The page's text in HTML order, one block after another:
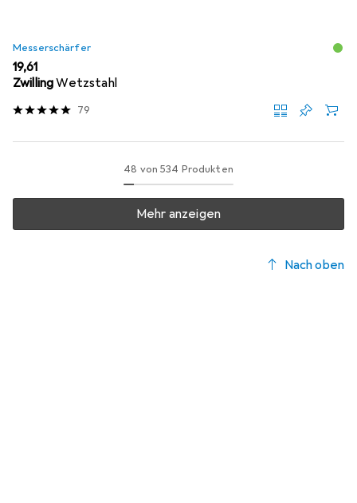
Messerschärfer
EUR
19,61
ZwillingWetzstahl
79
48 von 534 Produkten
Mehr anzeigen
Nach oben